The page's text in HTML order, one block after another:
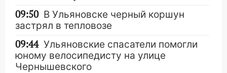
09:50 В Ульяновске черный коршун
застрял в тепловозе
09:44 Ульяновские спасатели помогли
юному велосипедисту на улице
Чернышевского